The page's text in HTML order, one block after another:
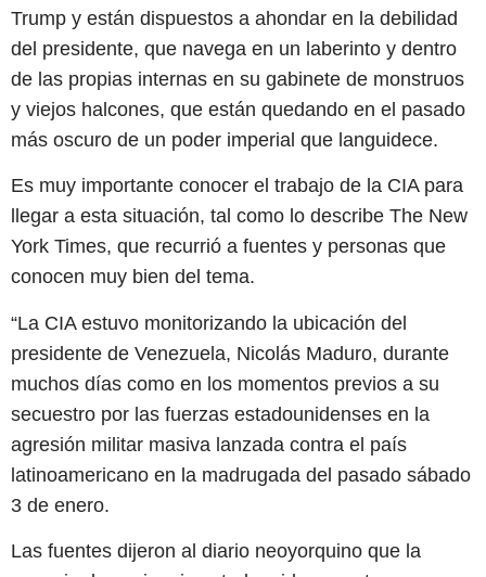
Trump y están dispuestos a ahondar en la debilidad
del presidente, que navega en un laberinto y dentro
de las propias internas en su gabinete de monstruos
y viejos halcones, que están quedando en el pasado
más oscuro de un poder imperial que languidece.
Es muy importante conocer el trabajo de la CIA para
llegar a esta situación, tal como lo describe The New
York Times, que recurrió a fuentes y personas que
conocen muy bien del tema.
“La CIA estuvo monitorizando la ubicación del
presidente de Venezuela, Nicolás Maduro, durante
muchos días como en los momentos previos a su
secuestro por las fuerzas estadounidenses en la
agresión militar masiva lanzada contra el país
latinoamericano en la madrugada del pasado sábado
3 de enero.
Las fuentes dijeron al diario neoyorquino que la